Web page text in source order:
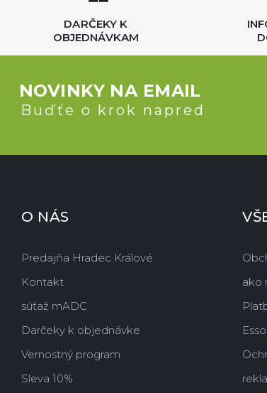
DARČEKY K
OBJEDNÁVKAM
NOVINKY NA EMAIL
Buďťe o krok napred
O NÁS
Predajňa Hradec Králové
Kontakt
súťaž mADC
Darčeky k objednávke
Vernostný program
Sleva 10%
ako